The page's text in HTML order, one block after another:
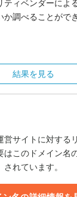
ティベンダーによ
か調べることがで
結果を見る
営サイトに対する
はこのドメイン名
されています。